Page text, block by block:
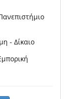
- Δίκαιο